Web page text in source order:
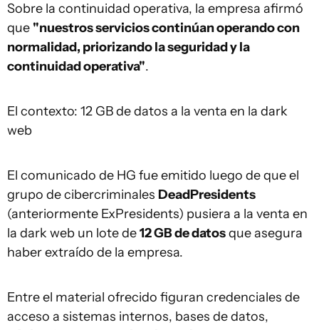
Sobre la continuidad operativa, la empresa afirmó
que "nuestros servicios continúan operando con
normalidad, priorizando la seguridad y la
continuidad operativa".
El contexto: 12 GB de datos a la venta en la dark
web
El comunicado de HG fue emitido luego de que el
grupo de cibercriminales DeadPresidents
(anteriormente ExPresidents) pusiera a la venta en
la dark web un lote de12 GB de datosque asegura
haber extraído de la empresa.
Entre el material ofrecido figuran credenciales de
acceso a sistemas internos, bases de datos,